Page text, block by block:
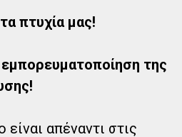
πτυχία μας!
της
απέναντι στις